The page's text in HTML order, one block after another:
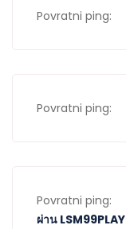
Povratni ping:
Povratni ping:
Povratni ping:
ผ่าน LSM99PLAY